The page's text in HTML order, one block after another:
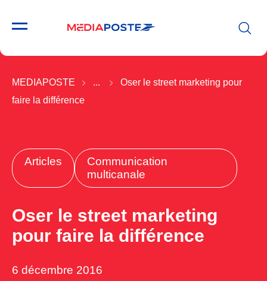
MEDIAPOSTE ...
Oser le street marketing pour
faire la différence
Articles
Communication
multicanale
Oser le street marketing
pour faire la différence
6 décembre 2016